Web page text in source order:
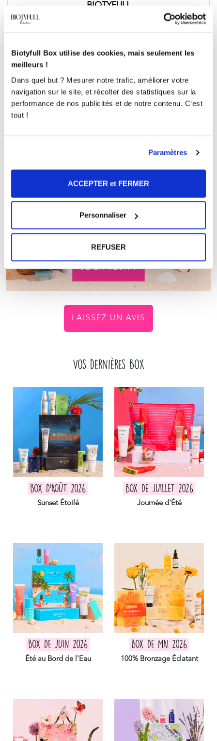
Biotyfull Box utilise des cookies, mais seulement les
meilleurs !
Dans quel but ? Mesurer notre trafic, améliorer votre
navigation sur le site, et récolter des statistiques sur la
performance de nos publicités et de notre contenu. C‘est
tout !
Paramètres
ACCEPTER et FERMER
Personnaliser
REFUSER
BIOTYFULL
JE LA VEUX !
LAISSEZ UN AVIS
Vos dernières box
BOX D'AOÛT 2026
Sunset Étoilé
BOX DE JUILLET 2026
Journée d'Été
BOX DE JUIN 2026
Été au Bord de l'Eau
BOX DE MAI 2026
100% Bronzage Éclatant